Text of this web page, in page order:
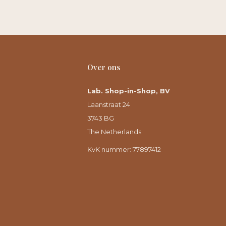
Over ons
Lab. Shop-in-Shop, BV
Laanstraat 24
3743 BG
The Netherlands
KvK nummer: 77897412